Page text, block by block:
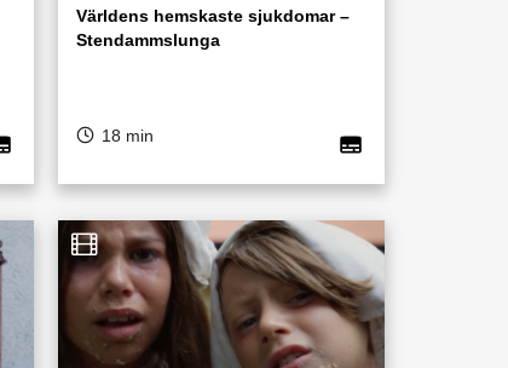
Världens hemskaste sjukdomar –
Stendammslunga
18 min